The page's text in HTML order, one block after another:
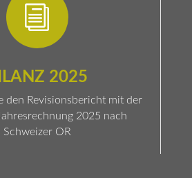
i
2025
den Revisionsbericht mit der
2025 nach
Schweizer OR